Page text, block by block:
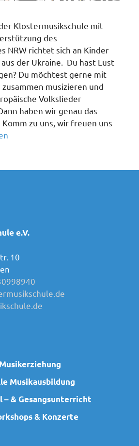
Klostermusikschule mit
des
NRW richtet sich an Kinder
der Ukraine. Du hast Lust
Du möchtest gerne mit
musizieren und
Volkslieder
haben wir genau das
zu uns, wir freuen uns
e.V.
10
Musikausbildung
– & Gesangsunterricht
& Konzerte